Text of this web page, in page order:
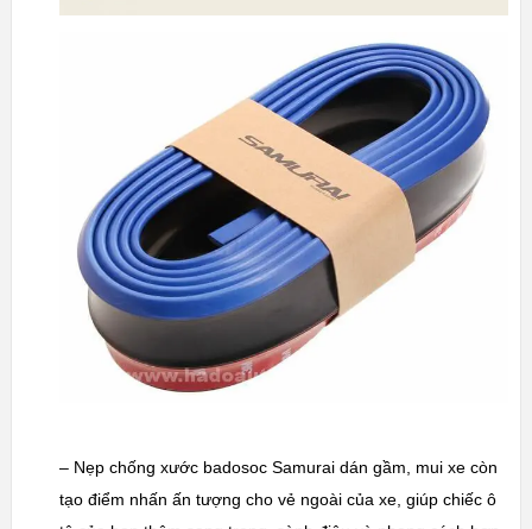
– Nẹp chống xước badosoc Samurai dán gầm, mui xe còn
tạo điểm nhấn ấn tượng cho vẻ ngoài của xe, giúp chiếc ô